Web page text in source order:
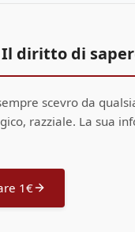
diritto di
scevro da
razziale. La sua
1€